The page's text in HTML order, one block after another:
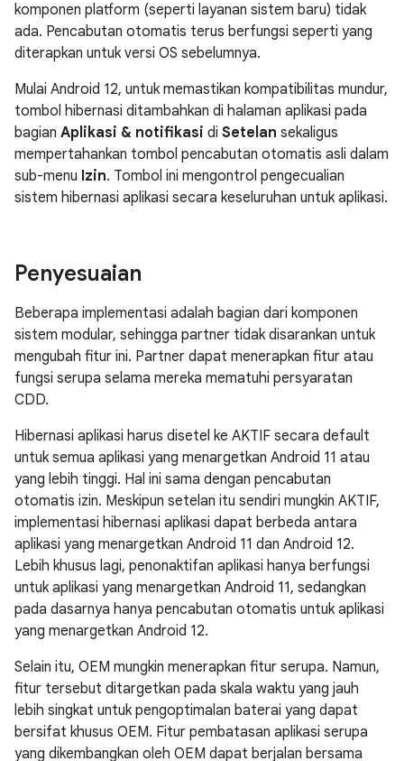
komponen platform (seperti layanan sistem baru) tidak
ada. Pencabutan otomatis terus berfungsi seperti yang
diterapkan untuk versi OS sebelumnya.
Mulai Android 12, untuk memastikan kompatibilitas mundur,
tombol hibernasi ditambahkan di halaman aplikasi pada
bagian Aplikasi & notifikasi di Setelan sekaligus
mempertahankan tombol pencabutan otomatis asli dalam
sub-menu Izin. Tombol ini mengontrol pengecualian
sistem hibernasi aplikasi secara keseluruhan untuk aplikasi.
Penyesuaian
Beberapa implementasi adalah bagian dari komponen
sistem modular, sehingga partner tidak disarankan untuk
mengubah fitur ini. Partner dapat menerapkan fitur atau
fungsi serupa selama mereka mematuhi persyaratan
CDD.
Hibernasi aplikasi harus disetel ke AKTIF secara default
untuk semua aplikasi yang menargetkan Android 11 atau
yang lebih tinggi. Hal ini sama dengan pencabutan
otomatis izin. Meskipun setelan itu sendiri mungkin AKTIF,
implementasi hibernasi aplikasi dapat berbeda antara
aplikasi yang menargetkan Android 11 dan Android 12.
Lebih khusus lagi, penonaktifan aplikasi hanya berfungsi
untuk aplikasi yang menargetkan Android 11, sedangkan
pada dasarnya hanya pencabutan otomatis untuk aplikasi
yang menargetkan Android 12.
Selain itu, OEM mungkin menerapkan fitur serupa. Namun,
fitur tersebut ditargetkan pada skala waktu yang jauh
lebih singkat untuk pengoptimalan baterai yang dapat
bersifat khusus OEM. Fitur pembatasan aplikasi serupa
yang dikembangkan oleh OEM dapat berjalan bersama